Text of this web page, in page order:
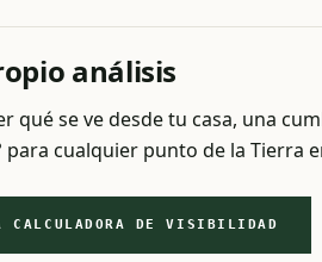
análisis
qué se ve desde tu casa, una
para cualquier punto de la Tierra
CALCULADORA DE VISIBILIDAD